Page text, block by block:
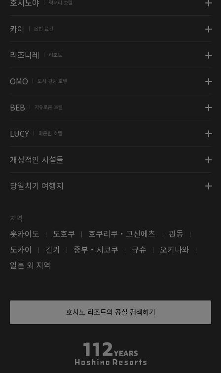
호시노야 럭셔리 호텔
카이 온천 료칸
리조나레 리조트
OMO 도시 관광 호텔
BEB 자유로운 호텔
LUCY 마운틴 호텔
개성적인 시설들
당일치기 여행지
지역
홋카이도 | 도호쿠 | 호쿠리쿠・고신에츠 | 관동 |
도카이 | 긴키 | 중부・시코쿠 | 규슈 | 오키나와 |
일본 외 지역
호시노 리조트의 공실 검색하기